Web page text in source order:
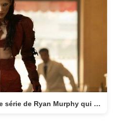
FX The Beauty : la nouvelle série de Ryan Murphy qui transforme la beauté en arme fatale